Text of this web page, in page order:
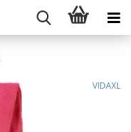
VIDAXL